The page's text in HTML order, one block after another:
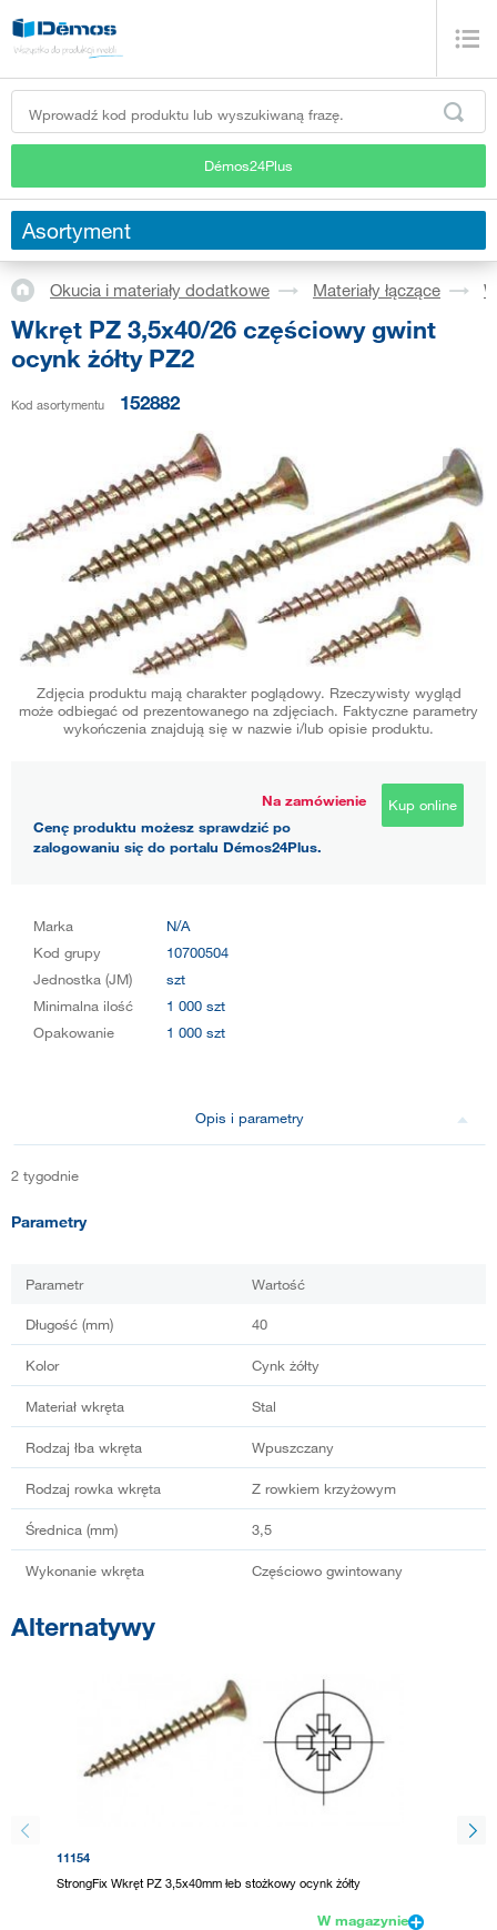
Démos24Plus
Asortyment
Okucia i materiały dodatkowe Materiały łączące
Wkręt PZ 3,5x40/26 częściowy gwint
ocynk żółty PZ2
Kod asortymentu 152882
Zdjęcia produktu mają charakter poglądowy. Rzeczywisty wygląd
może odbiegać od prezentowanego na zdjęciach. Faktyczne parametry
wykończenia znajdują się w nazwie i/lub opisie produktu.
Na zamówienie
Cenę produktu możesz sprawdzić po
zalogowaniu się do portalu Démos24Plus.
Kup online
Marka
N/A
Kod grupy
10700504
Jednostka (JM)
szt
Minimalna ilość
1 000 szt
Opakowanie
1 000 szt
Opis i parametry
2 tygodnie
Parametry
Parametr Wartość
Długość (mm) 40
Kolor Cynk żółty
Materiał wkręta Stal
Rodzaj łba wkręta Wpuszczany
Rodzaj rowka wkręta Z rowkiem krzyżowym
Średnica (mm) 3,5
Wykonanie wkręta Częściowo gwintowany
Alternatywy
11154
StrongFix Wkręt PZ 3,5x40mm łeb stożkowy ocynk żółty
W magazynie